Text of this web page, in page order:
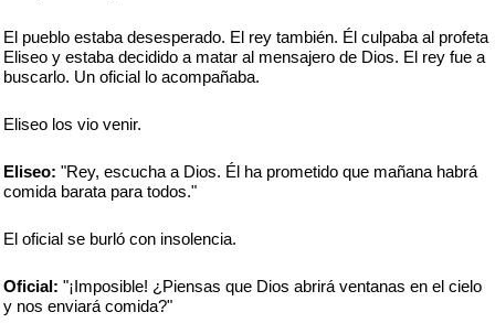
El pueblo estaba desesperado. El rey también. Él culpaba al profeta
Eliseo y estaba decidido a matar al mensajero de Dios. El rey fue a
buscarlo. Un oficial lo acompañaba.
Eliseo los vio venir.
Eliseo: "Rey, escucha a Dios. Él ha prometido que mañana habrá
comida barata para todos."
El oficial se burló con insolencia.
Oficial: "¡Imposible! ¿Piensas que Dios abrirá ventanas en el cielo
y nos enviará comida?"